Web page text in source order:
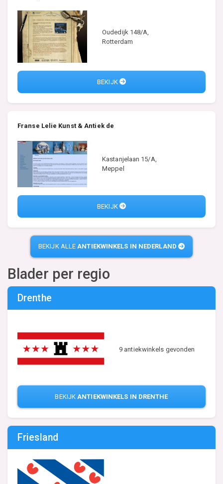
Oudedijk 148/A,
Rotterdam
BEKIJK
Franse Lelie Kunst & Antiek de
Kastanjelaan 15/A,
Meppel
BEKIJK
BEKIJK ALLEANTIEKWINKELS IN NEDERLAND
Blader per regio
Drenthe
9 antiekwinkels gevonden
BEKIJK ANTIEKWINKELS IN DRENTHE
Friesland